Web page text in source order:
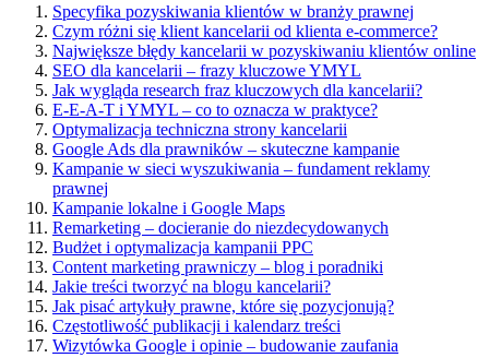
Specyfika pozyskiwania klientów w branży prawnej
Czym różni się klient kancelarii od klienta e-commerce?
Największe błędy kancelarii w pozyskiwaniu klientów online
SEO dla kancelarii – frazy kluczowe YMYL
Jak wygląda research fraz kluczowych dla kancelarii?
E-E-A-T i YMYL – co to oznacza w praktyce?
Optymalizacja techniczna strony kancelarii
Google Ads dla prawników – skuteczne kampanie
Kampanie w sieci wyszukiwania – fundament reklamy
prawnej
Kampanie lokalne i Google Maps
Remarketing – docieranie do niezdecydowanych
Budżet i optymalizacja kampanii PPC
Content marketing prawniczy – blog i poradniki
Jakie treści tworzyć na blogu kancelarii?
Jak pisać artykuły prawne, które się pozycjonują?
Częstotliwość publikacji i kalendarz treści
Wizytówka Google i opinie – budowanie zaufania